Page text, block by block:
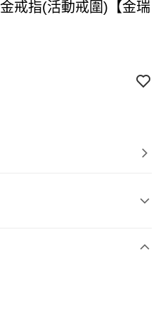
戒指(活動戒圍)【金瑞